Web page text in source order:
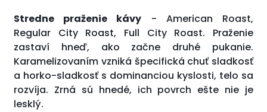
Stredne praženie kávy - American Roast,
Regular City Roast, Full City Roast. Praženie
zastaví hneď, ako začne druhé pukanie.
Karamelizovaním vzniká špecifická chuť sladkosť
a horko-sladkosť s dominanciou kyslosti, telo sa
rozvíja. Zrná sú hnedé, ich povrch ešte nie je
lesklý.